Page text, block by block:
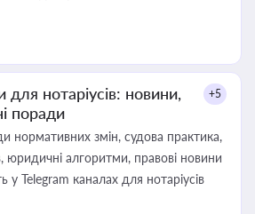
для нотаріусів: новини,
поради
+5
нормативних змін, судова практика,
юридичні алгоритми, правові новини
Telegram каналах для нотаріусів